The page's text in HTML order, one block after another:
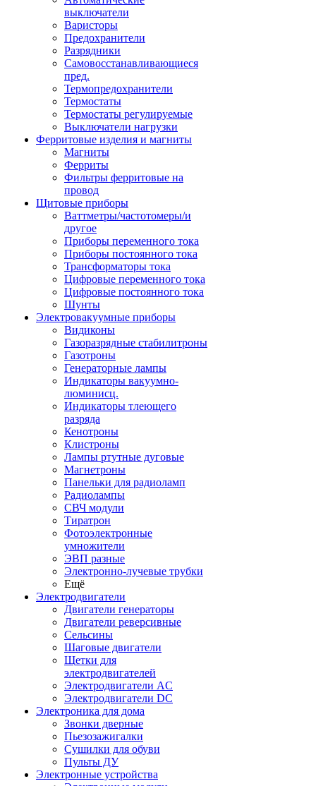
выключатели
Варисторы
Предохранители
Разрядники
Самовосстанавливающиеся
пред.
Термопредохранители
Термостаты
Термостаты регулируемые
Выключатели нагрузки
Ферритовые изделия и магниты
Магниты
Ферриты
Фильтры ферритовые на
провод
Щитовые приборы
Ваттметры/частотомеры/и
другое
Приборы переменного тока
Приборы постоянного тока
Трансформаторы тока
Цифровые переменного тока
Цифровые постоянного тока
Шунты
Электровакуумные приборы
Видиконы
Газоразрядные стабилитроны
Газотроны
Генераторные лампы
Индикаторы вакуумно-
люминисц.
Индикаторы тлеющего
разряда
Кенотроны
Клистроны
Лампы ртутные дуговые
Магнетроны
Панельки для радиоламп
Радиолампы
СВЧ модули
Тиратрон
Фотоэлектронные
умножители
ЭВП разные
Электронно-лучевые трубки
Ещё
Электродвигатели
Двигатели генераторы
Двигатели реверсивные
Сельсины
Шаговые двигатели
Щетки для
электродвигателей
Электродвигатели AC
Электродвигатели DC
Электроника для дома
Звонки дверные
Пьезозажигалки
Сушилки для обуви
Пульты ДУ
Электронные устройства